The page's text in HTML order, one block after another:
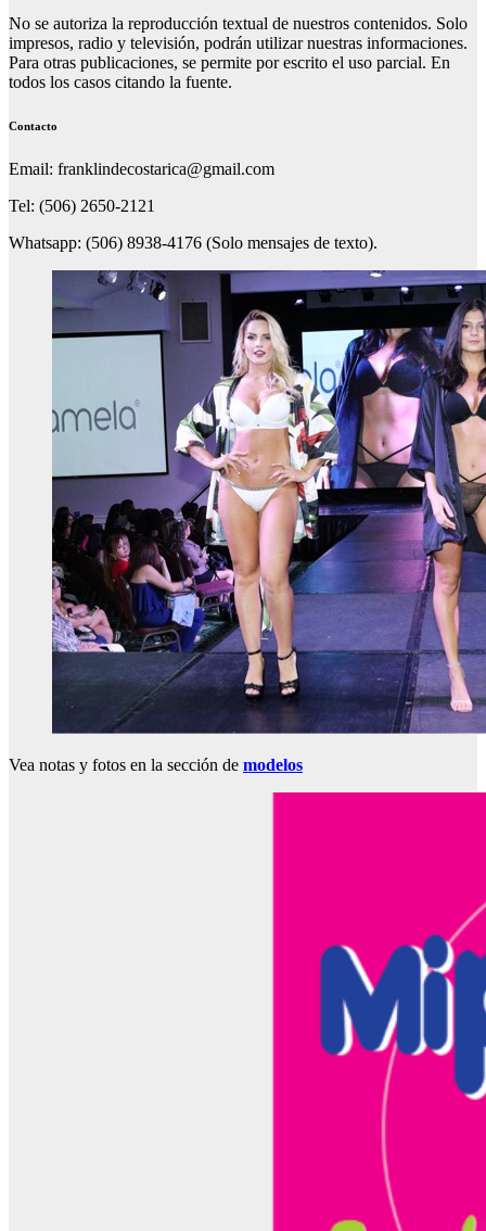
No se autoriza la reproducción textual de nuestros contenidos. Solo
impresos, radio y televisión, podrán utilizar nuestras informaciones.
Para otras publicaciones, se permite por escrito el uso parcial. En
todos los casos citando la fuente.
Contacto
Email: franklindecostarica@gmail.com
Tel: (506) 2650-2121
Whatsapp: (506) 8938-4176 (Solo mensajes de texto).
Vea notas y fotos en la sección de modelos